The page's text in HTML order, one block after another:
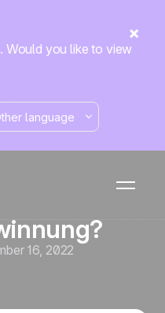
Would you like to view
Wie
einen
16, 2022